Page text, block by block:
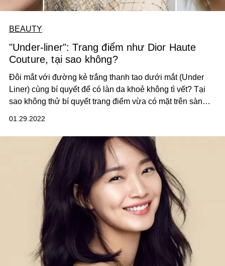
BEAUTY
"Under-liner": Trang điểm như Dior Haute
Couture, tại sao không?
Đôi mắt với đường kẻ trắng thanh tao dưới mắt (Under
Liner) cùng bí quyết để có làn da khoẻ không tì vết? Tại
sao không thử bí quyết trang điểm vừa có mặt trên sàn
01.29.2022